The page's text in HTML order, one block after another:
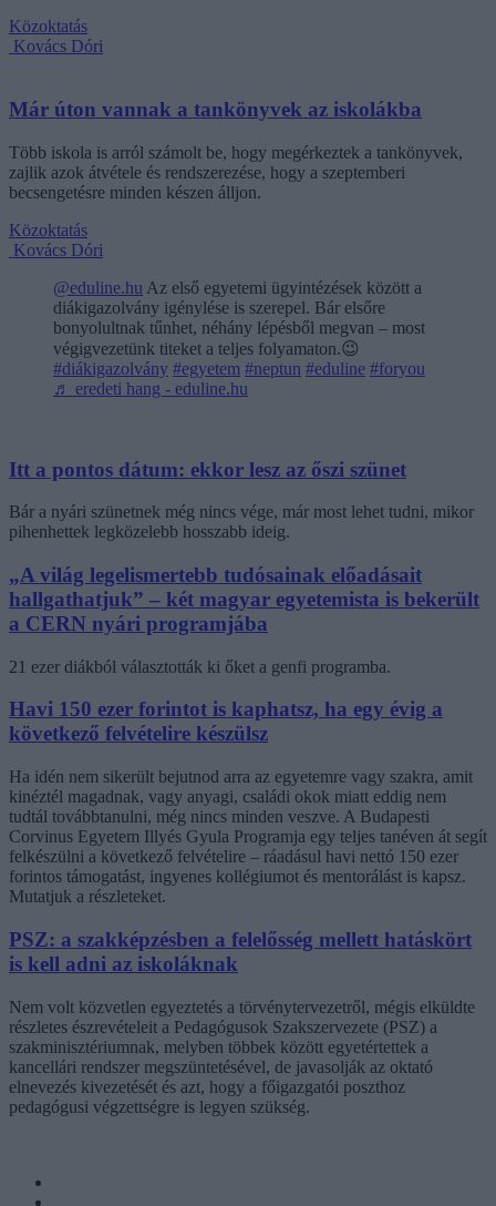
Közoktatás
Kovács Dóri
Már úton vannak a tankönyvek az iskolákba
Több iskola is arról számolt be, hogy megérkeztek a tankönyvek,
zajlik azok átvétele és rendszerezése, hogy a szeptemberi
becsengetésre minden készen álljon.
Közoktatás
Kovács Dóri
@eduline.hu Az első egyetemi ügyintézések között a
diákigazolvány igénylése is szerepel. Bár elsőre
bonyolultnak tűnhet, néhány lépésből megvan – most
végigvezetünk titeket a teljes folyamaton.😉
#diákigazolvány #egyetem #neptun #eduline #foryou
♬ eredeti hang - eduline.hu
Itt a pontos dátum: ekkor lesz az őszi szünet
Bár a nyári szünetnek még nincs vége, már most lehet tudni, mikor
pihenhettek legközelebb hosszabb ideig.
„A világ legelismertebb tudósainak előadásait
hallgathatjuk” – két magyar egyetemista is bekerült
a CERN nyári programjába
21 ezer diákból választották ki őket a genfi programba.
Havi 150 ezer forintot is kaphatsz, ha egy évig a
következő felvételire készülsz
Ha idén nem sikerült bejutnod arra az egyetemre vagy szakra, amit
kinéztél magadnak, vagy anyagi, családi okok miatt eddig nem
tudtál továbbtanulni, még nincs minden veszve. A Budapesti
Corvinus Egyetem Illyés Gyula Programja egy teljes tanéven át segít
felkészülni a következő felvételire – ráadásul havi nettó 150 ezer
forintos támogatást, ingyenes kollégiumot és mentorálást is kapsz.
Mutatjuk a részleteket.
PSZ: a szakképzésben a felelősség mellett hatáskört
is kell adni az iskoláknak
Nem volt közvetlen egyeztetés a törvénytervezetről, mégis elküldte
részletes észrevételeit a Pedagógusok Szakszervezete (PSZ) a
szakminisztériumnak, melyben többek között egyetértettek a
kancellári rendszer megszüntetésével, de javasolják az oktató
elnevezés kivezetését és azt, hogy a főigazgatói poszthoz
pedagógusi végzettségre is legyen szükség.